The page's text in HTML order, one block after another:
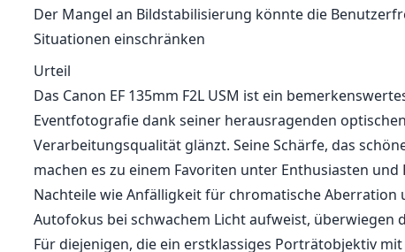
Vorteile
Außergewöhnliche Schärfe, selbst bei f/2
Kompaktes Design für ein Teleobjektiv
Nachteile
Bei kontrastreichen Szenen kann es zu chromatischer
Autofokus kann bei sehr schwachem Licht Probleme
Der Mangel an Bildstabilisierung könnte die